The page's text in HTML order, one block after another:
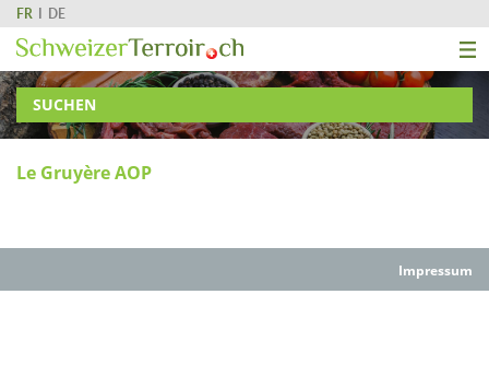
FR DE
SUCHEN
Le Gruyère AOP
Impressum